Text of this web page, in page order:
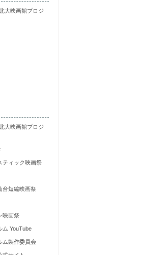
大映画館プロジ
大映画館プロジ
ティック映画祭
台短編映画祭
映画祭
ム YouTube
ム製作委員会